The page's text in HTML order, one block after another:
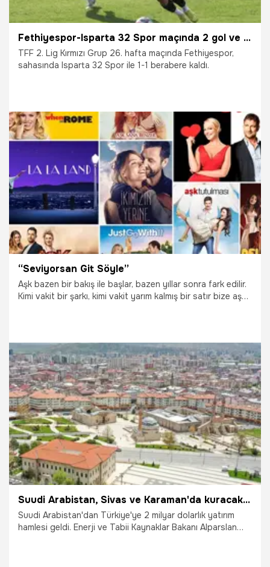
Fethiyespor-Isparta 32 Spor maçında 2 gol ve 1 penaltı vardı
TFF 2. Lig Kırmızı Grup 26. hafta maçında Fethiyespor,
sahasında Isparta 32 Spor ile 1-1 berabere kaldı.
28.02.2026 Futbol
“Seviyorsan Git Söyle”
Aşk bazen bir bakış ile başlar, bazen yıllar sonra fark edilir.
Kimi vakit bir şarkı, kimi vakit yarım kalmış bir satır bize aşkı
11.02.2026 Magazin
Suudi Arabistan, Sivas ve Karaman'da kuracak! 2 milyar TL'lik yatırım, milyonlar faydalanacak
Suudi Arabistan'dan Türkiye'ye 2 milyar dolarlık yatırım
hamlesi geldi. Enerji ve Tabii Kaynaklar Bakanı Alparslan